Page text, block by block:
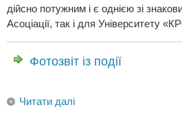
дійсно потужним і є однією зі
Асоціації, так і для Університету
Фотозвіт із події
Читати далі